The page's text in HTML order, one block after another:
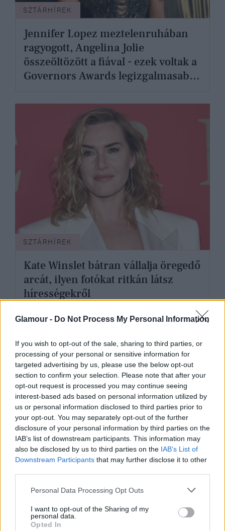
Glamour - Do Not Process My Personal Information
If you wish to opt-out of the sale, sharing to third parties, or
processing of your personal or sensitive information for
targeted advertising by us, please use the below opt-out
section to confirm your selection. Please note that after your
opt-out request is processed you may continue seeing
interest-based ads based on personal information utilized by
us or personal information disclosed to third parties prior to
your opt-out. You may separately opt-out of the further
disclosure of your personal information by third parties on the
IAB’s list of downstream participants. This information may
also be disclosed by us to third parties on the IAB’s List of
Downstream Participants that may further disclose it to other
Please note that this website/app uses one or more Google
not limited to your visit or usage behaviour. You may click to
grant or deny consent to Google and its third-party tags to
Personal Data Processing Opt Outs
I want to opt-out of the Sharing of my
personal data.
Opted In
SZTÁRHÍREK
Jennifer Lopez meztelenruhában
ragyogott, Angelina Jolie
összeöltözött a fiával - ezek voltak a
Governors Awards legizgalmasabb
SZTÁRHÍREK
Kate Winslet bátran vállalja öregedő
arcát, ilyen fotókat ritkán látsz
hírességekről
KULTÚRA
a 2000-es évek popkultúráját